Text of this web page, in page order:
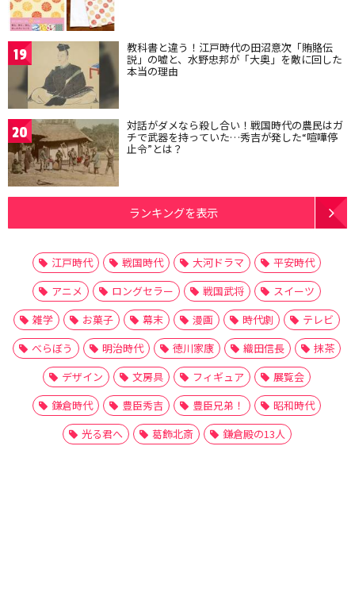
19 教科書と違う！江戸時代の田沼意次「賄賂伝
説」の嘘と、水野忠邦が「大奥」を敵に回した
本当の理由
20 対話がダメなら殺し合い！戦国時代の農民はガ
チで武器を持っていた…秀吉が発した“喧嘩停
止令”とは？
ランキングを表示
江戸時代 戦国時代 大河ドラマ
平安時代
アニメ
ロングセラー 戦国武将
スイーツ
雑学
お菓子 幕末 漫画 時代劇
テレビ
べらぼう
明治時代 徳川家康 織田信長
抹茶
デザイン
文房具 フィギュア
展覧会
鎌倉時代
豊臣秀吉 豊臣兄弟！
昭和時代
光る君へ
葛飾北斎 鎌倉殿の13人